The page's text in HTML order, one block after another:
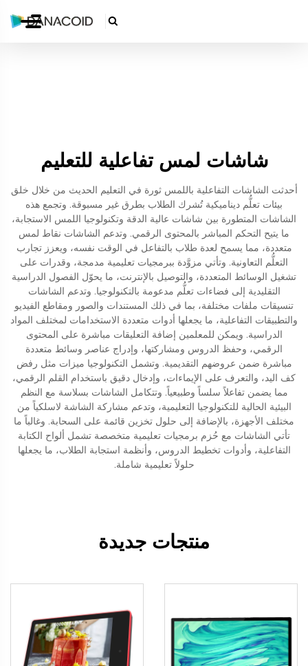

شاشات لمس تفاعلية للتعليم
أحدثت الشاشات التفاعلية باللمس ثورة في التعليم الحديث من خلال خلق
بيئات تعلُّم ديناميكية تُشرك الطلاب بطرق غير مسبوقة. وتجمع هذه
الشاشات المتطورة بين شاشات عالية الدقة وتكنولوجيا اللمس الاستجابة،
ما يتيح التحكم المباشر بالمحتوى الرقمي. وتدعم الشاشات نقاط لمس
متعددة، مما يسمح لعدة طلاب بالتفاعل في الوقت نفسه، ويعزز تجارب
التعلُّم التعاونية. وتأتي مزوَّدة ببرمجيات تعليمية مدمجة، وقدرات على
تشغيل الوسائط المتعددة، والتوصيل بالإنترنت، ما يحوّل الفصول الدراسية
التقليدية إلى فضاءات تعلُّم مدعومة بالتكنولوجيا. وتدعم الشاشات
تنسيقات ملفات مختلفة، بما في ذلك المستندات والصور ومقاطع الفيديو
والتطبيقات التفاعلية، ما يجعلها أدوات متعددة الاستخدامات لمختلف المواد
الدراسية. ويمكن للمعلمين إضافة التعليقات مباشرة على المحتوى
الرقمي، وحفظ الدروس ومشاركتها، وإدراج عناصر وسائط متعددة
مباشرة ضمن عروضهم التقديمية. وتشمل التكنولوجيا ميزات مثل رفض
كف اليد، والتعرف على الإيماءات، وإدخال دقيق باستخدام القلم الرقمي،
مما يضمن تفاعلاً سلساً وطبيعياً. وتتكامل الشاشات بسلاسة مع النظم
البيئية الحالية للتكنولوجيا التعليمية، وتدعم مشاركة الشاشة لاسلكياً من
مختلف الأجهزة، بالإضافة إلى حلول تخزين قائمة على السحابة. وغالباً ما
تأتي الشاشات مع حُزم برمجيات تعليمية متخصصة تشمل ألواح الكتابة
التفاعلية، وأدوات تخطيط الدروس، وأنظمة استجابة الطلاب، ما يجعلها
حلولاً تعليمية شاملة.
منتجات جديدة